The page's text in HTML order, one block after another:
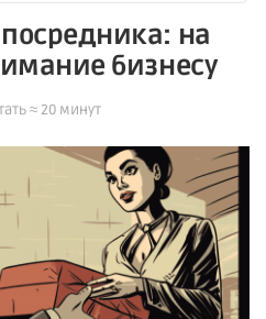
на
бизнесу
≈ 20 минут